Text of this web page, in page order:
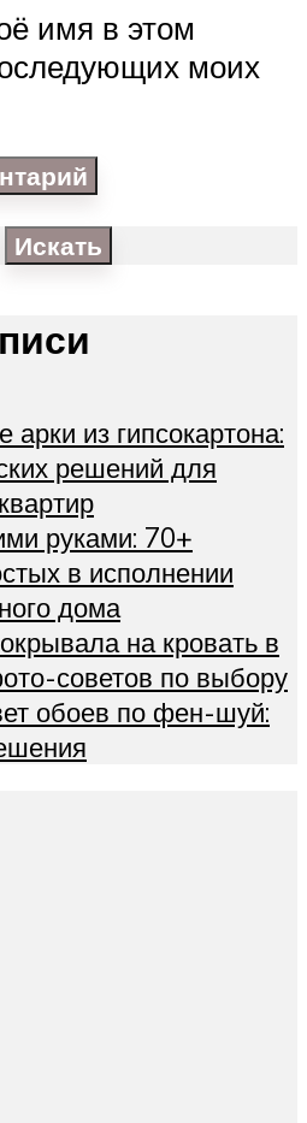
имя в этом
моих
Искать
из гипсокартона:
решений для
руками: 70+
в исполнении
дома
на кровать в
советов по выбору
обоев по фен-шуй: